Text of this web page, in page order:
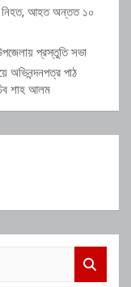
নিহত, আহত অন্তত ১০
প্রস্তুতি সভা
অভিনন্দনপত্র পাঠ
শাহ আলম